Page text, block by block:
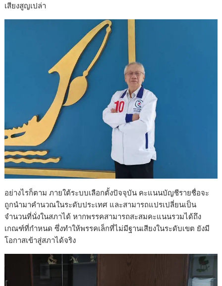
เสียงสูญเปล่า
อย่างไรก็ตาม ภายใต้ระบบเลือกตั้งปัจจุบัน คะแนนบัญชีรายชื่อจะ
ถูกนำมาคำนวณในระดับประเทศ และสามารถแปรเปลี่ยนเป็น
จำนวนที่นั่งในสภาได้ หากพรรคสามารถสะสมคะแนนรวมได้ถึง
เกณฑ์ที่กำหนด ซึ่งทำให้พรรคเล็กที่ไม่มีฐานเสียงในระดับเขต ยังมี
โอกาสเข้าสู่สภาได้จริง